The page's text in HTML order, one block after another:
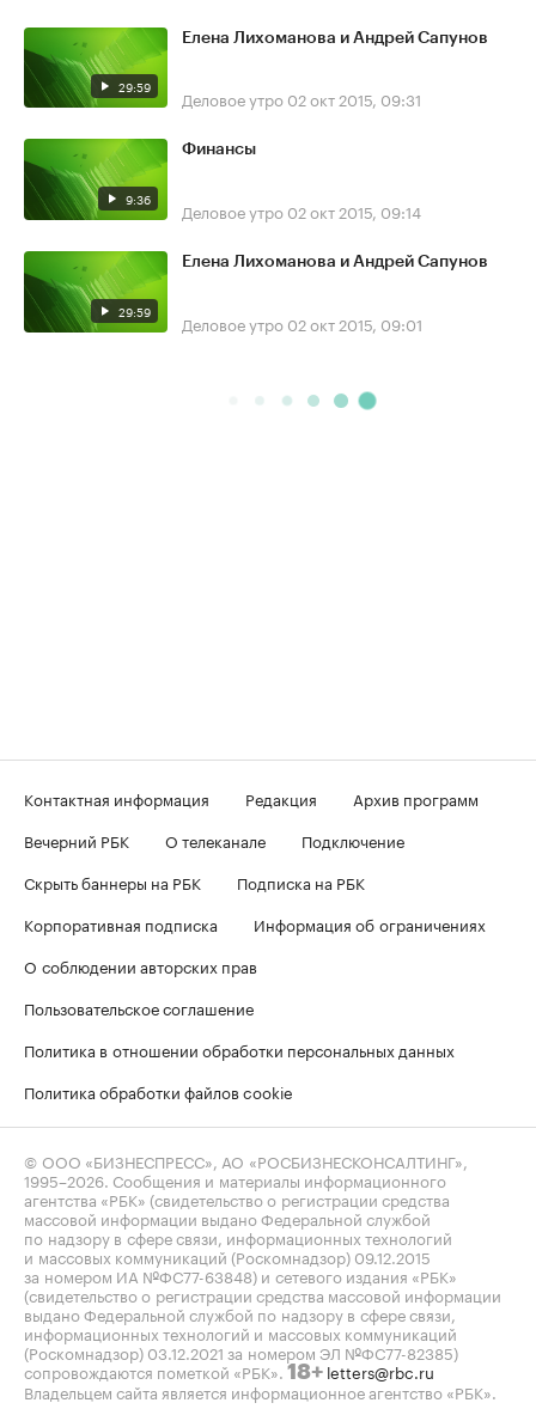
29:59
Елена Лихоманова и Андрей Сапунов
Деловое утро 02 окт 2015, 09:31
9:36
Финансы
Деловое утро 02 окт 2015, 09:14
29:59
Елена Лихоманова и Андрей Сапунов
Деловое утро 02 окт 2015, 09:01
Контактная информация Редакция
Архив программ
Вечерний РБК
О телеканале
Подключение
Скрыть баннеры на РБК
Подписка на РБК
Корпоративная подписка
Информация об ограничениях
О соблюдении авторских прав
Пользовательское соглашение
Политика в отношении обработки персональных данных
Политика обработки файлов cookie
© ООО «БИЗНЕСПРЕСС», АО «РОСБИЗНЕСКОНСАЛТИНГ»,
1995–2026 . Сообщения и материалы информационного
агентства «РБК» (свидетельство о регистрации средства
массовой информации выдано Федеральной службой
по надзору в сфере связи, информационных технологий
и массовых коммуникаций (Роскомнадзор) 09.12.2015
за номером ИА №ФС77-63848) и сетевого издания «РБК»
(свидетельство о регистрации средства массовой информации
выдано Федеральной службой по надзору в сфере связи,
информационных технологий и массовых коммуникаций
(Роскомнадзор) 03.12.2021 за номером ЭЛ №ФС77-82385)
сопровождаются пометкой «РБК». 18+ letters@rbc.ru
Владельцем сайта является информационное агентство «РБК».